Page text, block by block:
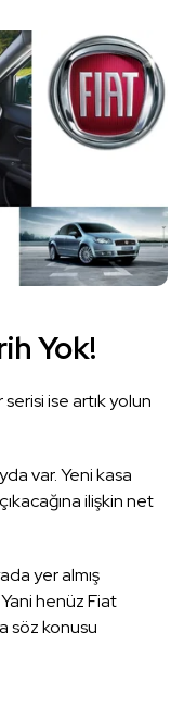
Yok!
ise artık yolun
var. Yeni kasa
ilişkin net
yer almış
henüz Fiat
söz konusu